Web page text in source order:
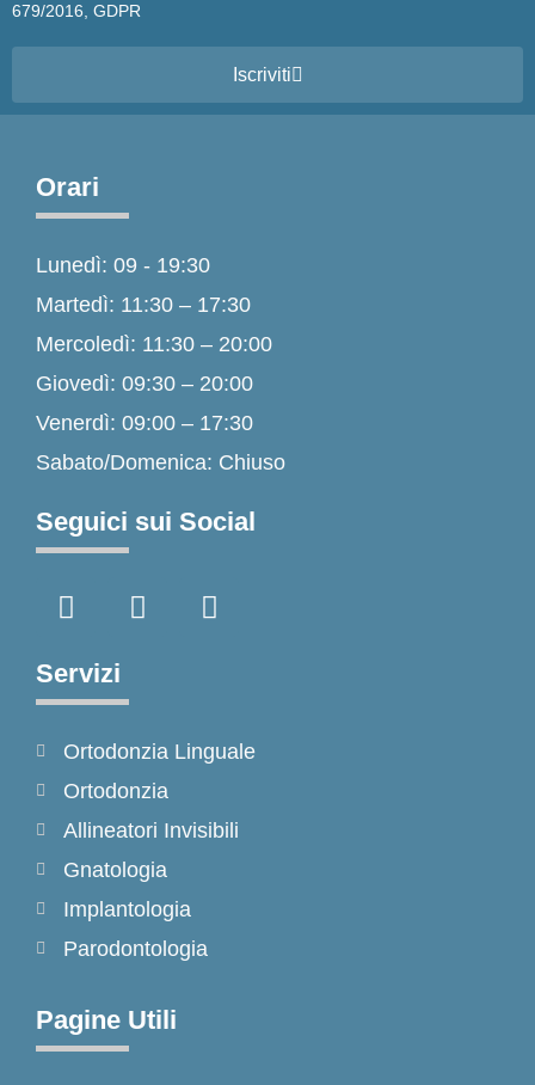
679/2016, GDPR
Iscriviti
Orari
Lunedì: 09 - 19:30
Martedì: 11:30 – 17:30
Mercoledì: 11:30 – 20:00
Giovedì: 09:30 – 20:00
Venerdì: 09:00 – 17:30
Sabato/Domenica: Chiuso
Seguici sui Social
a
e
b
o
k
-
f
n
r
a
m
i
Servizi
Ortodonzia Linguale
Ortodonzia
Allineatori Invisibili
Gnatologia
Implantologia
Parodontologia
Pagine Utili